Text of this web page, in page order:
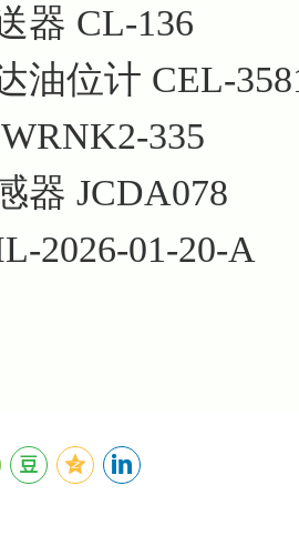
器 CL-136
油位计 CEL-
335
器 JCDA078
2026-01-20-A